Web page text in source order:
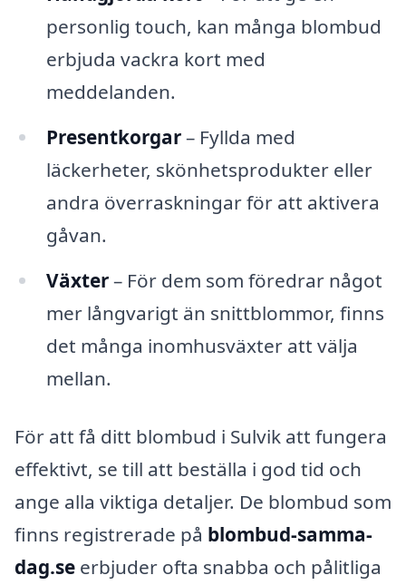
personlig touch, kan många blombud
erbjuda vackra kort med
meddelanden.
Presentkorgar– Fyllda med
läckerheter, skönhetsprodukter eller
andra överraskningar för att aktivera
gåvan.
Växter– För dem som föredrar något
mer långvarigt än snittblommor, finns
det många inomhusväxter att välja
mellan.
För att få ditt blombud i Sulvik att fungera
effektivt, se till att beställa i god tid och
ange alla viktiga detaljer. De blombud som
finns registrerade på blombud-samma-
dag.se erbjuder ofta snabba och pålitliga